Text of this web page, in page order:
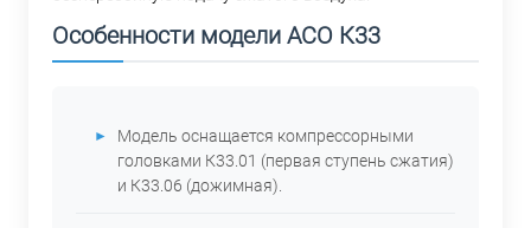
Особенности модели АСО К33
Модель оснащается компрессорными
головками К33.01 (первая ступень сжатия)
и К33.06 (дожимная).